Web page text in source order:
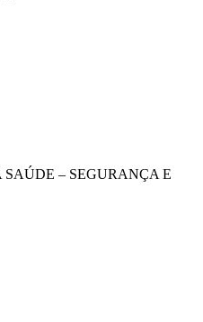
SAÚDE – SEGURANÇA E